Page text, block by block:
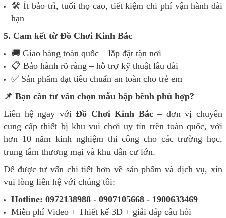
🛠️ Ít bảo trì, tuổi thọ cao, tiết kiệm chi phí vận hành dài
hạn
5. Cam kết từ Đồ Chơi Kinh Bắc
🚚 Giao hàng toàn quốc – lắp đặt tận nơi
📋 Bảo hành rõ ràng – hỗ trợ kỹ thuật lâu dài
✅ Sản phẩm đạt tiêu chuẩn an toàn cho trẻ em
📌 Bạn cần tư vấn chọn mẫu bập bênh phù hợp?
Liên hệ ngay vớiĐồ Chơi Kinh Bắc– đơn vị chuyên
cung cấp thiết bị khu vui chơi uy tín trên toàn quốc, với
hơn 10 năm kinh nghiệm thi công cho các trường học,
trung tâm thương mại và khu dân cư lớn.
Để được tư vấn chi tiết hơn về sản phẩm và dịch vụ, xin
vui lòng liên hệ với chúng tôi:
Hotline: 0972138988 - 0907105668 - 1900633469
Miễn phí Video + Thiết kế 3D + giải đáp câu hỏi